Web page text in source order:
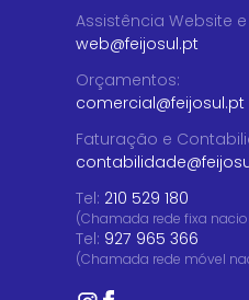
Assistência Website
web@feijosul.pt
Orçamentos:
comercial@feijosul.pt
Faturação e
Tel: 210 529 180
(Chamada rede fixa
Tel: 927 965 366
(Chamada rede móvel